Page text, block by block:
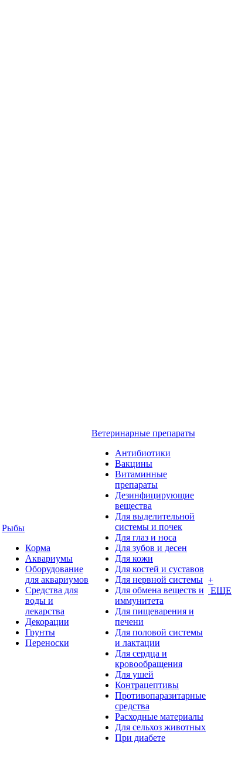
Рыбы
Корма
Аквариумы
Оборудование
для аквариумов
Средства для
воды и
лекарства
Декорации
Грунты
Переноски
Ветеринарные препараты
Антибиотики
Вакцины
Витаминные
препараты
Дезинфицирующие
вещества
Для выделительной
системы и почек
Для глаз и носа
Для зубов и десен
Для кожи
Для костей и суставов
Для нервной системы
Для обмена веществ и
иммунитета
Для пищеварения и
печени
Для половой системы
и лактации
Для сердца и
кровообращения
Для ушей
Контрацептивы
Противопаразитарные
средства
Расходные материалы
Для сельхоз животных
При диабете
+
ЕЩЕ